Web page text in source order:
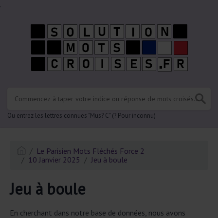
.
Ou entrez les lettres connues "Mus? C" (? Pour inconnu)
Le Parisien Mots Fléchés Force 2
10 Janvier 2025
Jeu à boule
Jeu à boule
En cherchant dans notre base de données, nous avons